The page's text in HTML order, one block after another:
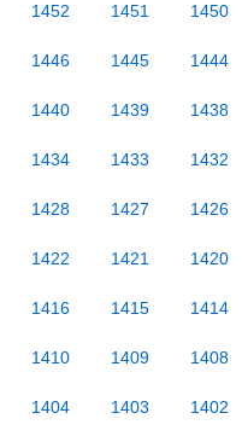
1452 1451 1450
1446 1445 1444
1440 1439 1438
1434 1433 1432
1428 1427 1426
1422 1421 1420
1416 1415 1414
1410 1409 1408
1404 1403 1402